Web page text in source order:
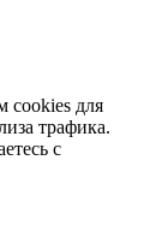
cookies для
трафика.
с